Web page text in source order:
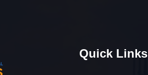
Quick Links